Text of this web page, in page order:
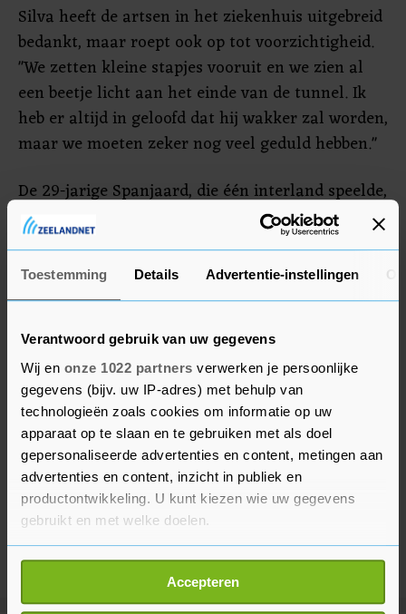
Toestemming Details Advertentie-instellingen
Verantwoord gebruik van uw gegevens
Wij en onze 1022 partners verwerken je persoonlijke
gegevens (bijv. uw IP-adres) met behulp van
technologieën zoals cookies om informatie op uw
apparaat op te slaan en te gebruiken met als doel
gepersonaliseerde advertenties en content, metingen aan
advertenties en content, inzicht in publiek en
productontwikkeling. U kunt kiezen wie uw gegevens
gebruikt en met welke doelen.
Als u het toestaat, willen we ook graag:
Informatie verzamelen over uw geografische
locatie, die tot een paar meter nauwkeurig kan zijn
Accepteren
Silva heeft de artsen in het ziekenhuis uitgebreid
bedankt, maar roept ook op tot voorzichtigheid.
"We zetten kleine stapjes vooruit en we zien al
een beetje licht aan het einde van de tunnel. Ik
heb er altijd in geloofd dat hij wakker zal worden,
maar we moeten zeker nog veel geduld hebben."
De 29-jarige Spanjaard, die één interland speelde,
is bij PSG reservekeeper achter de Italiaan
Gianluigi Donnarumma.